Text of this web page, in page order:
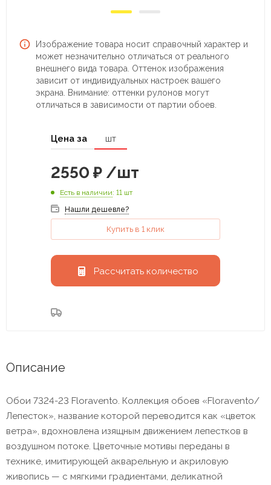
Изображение товара носит справочный характер и
может незначительно отличаться от реального
внешнего вида товара. Оттенок изображения
зависит от индивидуальных настроек вашего
экрана. Внимание: оттенки рулонов могут
отличаться в зависимости от партии обоев.
Цена за шт
2550 ₽ /шт
Есть в наличии: 11 шт
Нашли дешевле?
Купить в 1 клик
Рассчитать количество
Описание
Обои 7324-23 Floravento. Коллекция обоев «Floravento/
Лепесток», название которой переводится как «цветок
ветра», вдохновлена изящным движением лепестков в
воздушном потоке. Цветочные мотивы переданы в
технике, имитирующей акварельную и акриловую
живопись — с мягкими градиентами, деликатной